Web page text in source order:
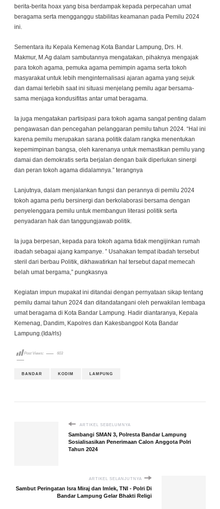
berita-berita hoax yang bisa berdampak kepada perpecahan umat
beragama serta mengganggu stabilitas keamanan pada Pemilu 2024
ini.
Sementara itu Kepala Kemenag Kota Bandar Lampung, Drs. H.
Makmur, M.Ag dalam sambutannya mengatakan, pihaknya mengajak
para tokoh agama, pemuka agama pemimpin agama serta tokoh
masyarakat untuk lebih menginternalisasi ajaran agama yang sejuk
dan damai terlebih saat ini situasi menjelang pemilu agar bersama-
sama menjaga kondusifitas antar umat beragama.
Ia juga mengatakan partisipasi para tokoh agama sangat penting dalam
pengawasan dan pencegahan pelanggaran pemilu tahun 2024. “Hal ini
karena pemilu merupakan sarana politik dalam rangka menentukan
kepemimpinan bangsa, oleh karenanya untuk memastikan pemilu yang
damai dan demokratis serta berjalan dengan baik diperlukan sinergi
dan peran tokoh agama didalamnya.” terangnya
Lanjutnya, dalam menjalankan fungsi dan perannya di pemilu 2024
tokoh agama perlu bersinergi dan berkolaborasi bersama dengan
penyelenggara pemilu untuk membangun literasi politik serta
penyadaran hak dan tanggungjawab politik.
Ia juga berpesan, kepada para tokoh agama tidak mengijinkan rumah
ibadah sebagai ajang kampanye. ” Usahakan tempat ibadah tersebut
steril dari berbau Politik, dikhawatirkan hal tersebut dapat memecah
belah umat bergama,” pungkasnya
Kegiatan impun mupakat ini ditandai dengan pernyataan sikap tentang
pemilu damai tahun 2024 dan ditandatangani oleh perwakilan lembaga
umat beragama di Kota Bandar Lampung. Hadir diantaranya, Kepala
Kemenag, Dandim, Kapolres dan Kakesbangpol Kota Bandar
Lampung.(Ida/rls)
Post Views: 603
BANDAR KODIM LAMPUNG
ARTIKEL SEBELUMNYA
Sambangi SMAN 3, Polresta Bandar Lampung
Sosialisasikan Penerimaan Calon Anggota Polri
Tahun 2024
ARTIKEL SELANJUTNYA
Sambut Peringatan Isra Miraj dan Imlek, TNI - Polri Di
Bandar Lampung Gelar Bhakti Religi